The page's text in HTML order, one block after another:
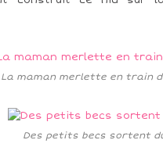
La maman merlette en train
Des petits becs sortent